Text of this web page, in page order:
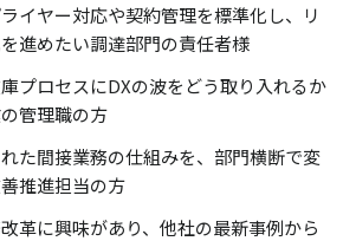
イヤー対応や契約管理を標準化し、リ
進めたい調達部門の責任者様
プロセスにDXの波をどう取り入れるか
管理職の方
た間接業務の仕組みを、部門横断で変
推進担当の方
革に興味があり、他社の最新事例から